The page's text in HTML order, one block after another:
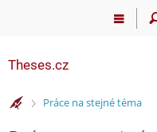
Theses.cz
>Práce na stejné téma